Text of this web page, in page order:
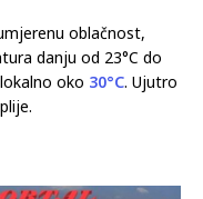
oblačnost,
danju od 23°C do
oko 30°C. Ujutro